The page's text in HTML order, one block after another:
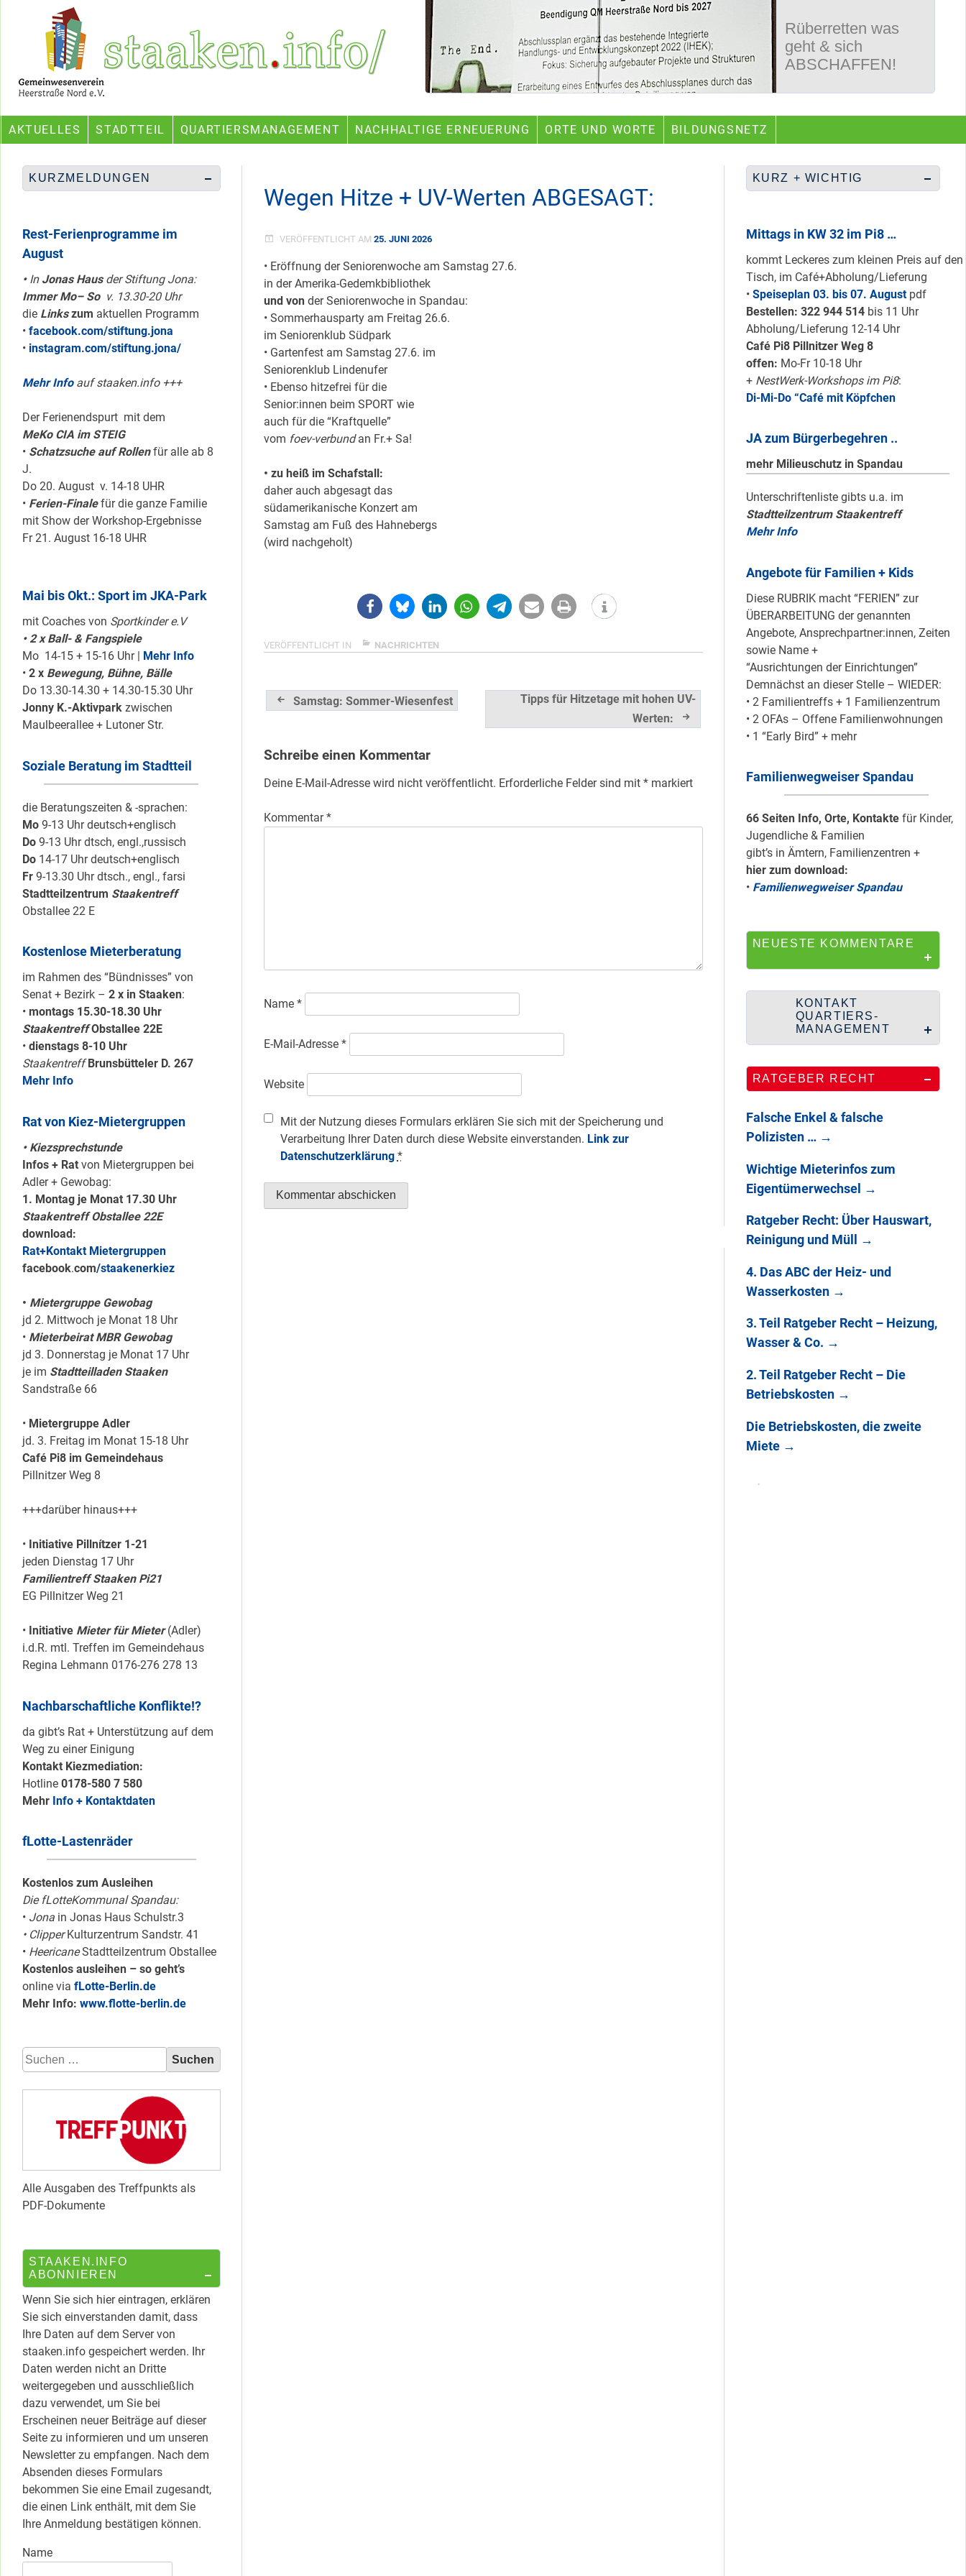
Ein Projekt des Gemeinwesenvereins Heerstraße Nord
AKTUELLES STADTTEIL QUARTIERSMANAGEMENT NACHHALTIGE ERNEUERUNG ORTE UND WORTE BILDUNGSNETZ
Wegen Hitze + UV-Werten ABGESAGT:
VERÖFFENTLICHT AM 25. JUNI 2026
• Eröffnung der Seniorenwoche am Samstag 27.6.
in der Amerika-Gedemkbibliothek
und von der Seniorenwoche in Spandau:
• Sommerhausparty am Freitag 26.6.
im Seniorenklub Südpark
• Gartenfest am Samstag 27.6. im
Seniorenklub Lindenufer
• Ebenso hitzefrei für die
Senior:innen beim SPORT wie
auch für die “Kraftquelle”
vom foev-verbundan Fr.+ Sa!
• zu heiß im Schafstall:
daher auch abgesagt das
südamerikanische Konzert am
Samstag am Fuß des Hahnebergs
(wird nachgeholt)
VERÖFFENTLICHT IN NACHRICHTEN
Beitragsnavigation
Samstag: Sommer-Wiesenfest
Tipps für Hitzetage mit hohen UV-
Werten:
Schreibe einen Kommentar
Deine E-Mail-Adresse wird nicht veröffentlicht. Erforderliche Felder sind mit *markiert
Kommentar*
Name *
E-Mail-Adresse *
Website
Mit der Nutzung dieses Formulars erklären Sie sich mit der Speicherung und
Verarbeitung Ihrer Daten durch diese Website einverstanden. Link zur
Datenschutzerklärung *
KURZMELDUNGEN
Rest-Ferienprogramme im
August
•InJonas Hausder Stiftung Jona:
Immer Mo– So v. 13.30-20 Uhr
die Linkszum aktuellen Programm
• facebook.com/stiftung.jona
• instagram.com/stiftung.jona/
Mehr Infoauf staaken.info +++
Der Ferienendspurt mit dem
MeKo CIA im STEIG
• Schatzsuche auf Rollenfür alle ab 8
J.
Do 20. August v. 14-18 UHR
• Ferien-Finalefür die ganze Familie
mit Show der Workshop-Ergebnisse
Fr 21. August 16-18 UHR
Mai bis Okt.: Sport im JKA-Park
mit Coaches von Sportkinder e.V
• 2 x Ball- & Fangspiele
Mo 14-15 + 15-16 Uhr |
Mehr Info
• 2 x Bewegung, Bühne, Bälle
Do 13.30-14.30 + 14.30-15.30 Uhr
Jonny K.-Aktivpark zwischen
Maulbeerallee + Lutoner Str.
Soziale Beratung im Stadtteil
die Beratungszeiten & -sprachen:
Mo 9-13 Uhr deutsch+englisch
Do 9-13 Uhr dtsch, engl.,russisch
Do 14-17 Uhr deutsch+englisch
Fr 9-13.30 Uhr dtsch., engl., farsi
Stadtteilzentrum Staakentreff
Obstallee 22 E
Kostenlose Mieterberatung
im Rahmen des “Bündnisses” von
Senat + Bezirk – 2 x in Staaken:
• montags 15.30-18.30 Uhr
Staakentreff Obstallee 22E
• dienstags 8-10 Uhr
Staakentreff Brunsbütteler D. 267
Mehr Info
Rat von Kiez-Mietergruppen
• Kiezsprechstunde
Infos + Rat von Mietergruppen bei
Adler + Gewobag:
1. Montag je Monat 17.30 Uhr
Staakentreff Obstallee 22E
download:
Rat+Kontakt Mietergruppen
facebook.com/staakenerkiez
• Mietergruppe Gewobag
jd 2. Mittwoch je Monat 18 Uhr
• Mieterbeirat MBR Gewobag
jd 3. Donnerstag je Monat 17 Uhr
je im Stadtteilladen Staaken
Sandstraße 66
• Mietergruppe Adler
jd. 3. Freitag im Monat 15-18 Uhr
Café Pi8 im Gemeindehaus
Pillnitzer Weg 8
+++darüber hinaus+++
• Initiative Pillnítzer 1-21
jeden Dienstag 17 Uhr
Familientreff Staaken Pi21
EG Pillnitzer Weg 21
• Initiative Mieter für Mieter(Adler)
i.d.R. mtl. Treffen im Gemeindehaus
Regina Lehmann 0176-276 278 13
Nachbarschaftliche Konflikte!?
da gibt’s Rat + Unterstützung auf dem
Weg zu einer Einigung
Kontakt Kiezmediation:
Hotline 0178-580 7 580
Mehr Info + Kontaktdaten
fLotte-Lastenräder
Kostenlos zum Ausleihen
Die fLotteKommunal Spandau:
• Jona in Jonas Haus Schulstr.3
• ClipperKulturzentrum Sandstr. 41
• HeericaneStadtteilzentrum Obstallee
Kostenlos ausleihen – so geht’s
online via fLotte-Berlin.de
Mehr Info: www.flotte-berlin.de
Suchen
nach:
Alle Ausgaben des Treffpunkts als
PDF-Dokumente
STAAKEN.INFO
ABONNIEREN
Wenn Sie sich hier eintragen, erklären
Sie sich einverstanden damit, dass
Ihre Daten auf dem Server von
staaken.info gespeichert werden. Ihr
Daten werden nicht an Dritte
weitergegeben und ausschließlich
dazu verwendet, um Sie bei
Erscheinen neuer Beiträge auf dieser
Seite zu informieren und um unseren
Newsletter zu empfangen. Nach dem
Absenden dieses Formulars
bekommen Sie eine Email zugesandt,
die einen Link enthält, mit dem Sie
Ihre Anmeldung bestätigen können.
Name
KURZ + WICHTIG
Mittags in KW 32 im Pi8 …
kommt Leckeres zum kleinen Preis auf den
Tisch, im Café+Abholung/Lieferung
• Speiseplan 03. bis 07. August pdf
Bestellen: 322 944 514bis 11 Uhr
Abholung/Lieferung 12-14 Uhr
Café Pi8 Pillnitzer Weg 8
offen: Mo-Fr 10-18 Uhr
+ NestWerk-Workshops im Pi8:
Di-Mi-Do “Café mit Köpfchen
JA zum Bürgerbegehren ..
mehr Milieuschutz in Spandau
Unterschriftenliste gibts u.a. im
Stadtteilzentrum Staakentreff
Mehr Info
Angebote für Familien + Kids
Diese RUBRIK macht “FERIEN” zur
ÜBERARBEITUNG der genannten
Angebote, Ansprechpartner:innen, Zeiten
sowie Name +
“Ausrichtungen der Einrichtungen”
Demnächst an dieser Stelle – WIEDER:
• 2 Familientreffs + 1 Familienzentrum
• 2 OFAs – Offene Familienwohnungen
• 1 “Early Bird” + mehr
Familienwegweiser Spandau
66 Seiten Info, Orte, Kontakte für Kinder,
Jugendliche & Familien
gibt’s in Ämtern, Familienzentren +
hier zum download:
• Familienwegweiser Spandau
NEUESTE KOMMENTARE
KONTAKT
QUARTIERS-
MANAGEMENT
RATGEBER RECHT
Falsche Enkel & falsche
Polizisten … →
Wichtige Mieterinfos zum
Eigentümerwechsel →
Ratgeber Recht: Über Hauswart,
Reinigung und Müll
→
4. Das ABC der Heiz- und
Wasserkosten →
3. Teil Ratgeber Recht – Heizung,
Wasser & Co. →
2. Teil Ratgeber Recht – Die
Betriebskosten →
Die Betriebskosten, die zweite
Miete →
Rüberretten was
geht & sich
ABSCHAFFEN!
Karten für den
2023-25 …
für Heerstraße
Nord …
Staaken: Immer
schön sauber
halten!
Neuer Look für’s
Mit dem
“Redemobil” im
Kiez unterwegs …
Lokale Register-
Anlaufstelle in
Staaken
Silber für
Bildungsnetz
Heerstraße
HipHop-Video: Das
ist Mein Viertel!
Mit Mieter-Kohle
auf Senats-Kohle
Wie Staaken zu
zwei Hahnebergen
kam
100 Jahre
Heerstraße
DAS
STADTTEILFEST
2025